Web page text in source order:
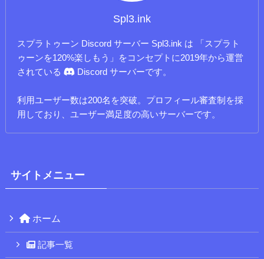
Spl3.ink
スプラトゥーン Discord サーバー Spl3.ink は 「スプラト
ゥーンを120%楽しもう」をコンセプトに2019年から運営
されている
Discord サーバーです。
利用ユーザー数は200名を突破。プロフィール審査制を採
用しており、ユーザー満足度の高いサーバーです。
サイトメニュー
ホーム
記事一覧